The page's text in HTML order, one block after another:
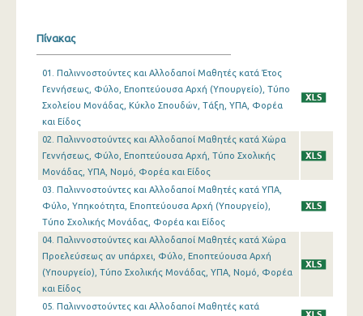
Πίνακας
01. Παλιννοστούντες και Αλλοδαποί Μαθητές κατά Έτος
Γεννήσεως, Φύλο, Εποπτεύουσα Αρχή (Υπουργείο), Τύπο
Σχολείου Μονάδας, Κύκλο Σπουδών, Τάξη, ΥΠΑ, Φορέα
και Είδος
02. Παλιννοστούντες και Αλλοδαποί Μαθητές κατά Χώρα
Γεννήσεως, Φύλο, Εποπτεύουσα Αρχή, Τύπο Σχολικής
Μονάδας, ΥΠΑ, Νομό, Φορέα και Είδος
03. Παλιννοστούντες και Αλλοδαποί Μαθητές κατά ΥΠΑ,
Φύλο, Υπηκοότητα, Εποπτεύουσα Αρχή (Υπουργείο),
Τύπο Σχολικής Μονάδας, Φορέα και Είδος
04. Παλιννοστούντες και Αλλοδαποί Μαθητές κατά Χώρα
Προελεύσεως αν υπάρχει, Φύλο, Εποπτεύουσα Αρχή
(Υπουργείο), Τύπο Σχολικής Μονάδας, ΥΠΑ, Νομό, Φορέα
και Είδος
05. Παλιννοστούντες και Αλλοδαποί Μαθητές κατά